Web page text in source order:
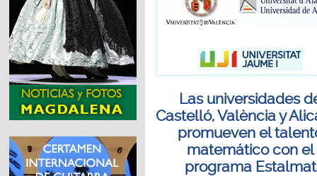
Las universidades
Castelló, València y
promueven el
matemático con el
programa Estalmat